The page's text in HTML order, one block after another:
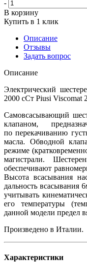
-
В корзину
Купить в 1 клик
Описание
Отзывы
Задать вопрос
Описание
Электрический
2000 сСт Piusi Viscomat
Самовсасывающий
клапаном,
по перекачиванию
масла. Обводной
режиме
магистрали.
обеспечивают
Высота всасывания
дальность всасывания
учитывать
его температуры
данной модели предел
Произведено в Италии.
Характеристики